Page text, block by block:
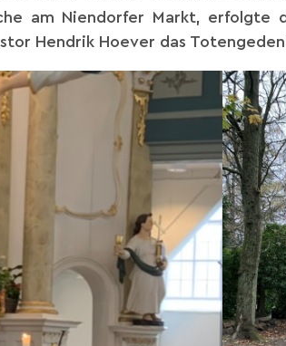
am Niendorfer Markt, erfolgte
Hendrik Hoever das